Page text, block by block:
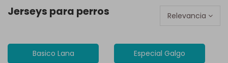
Jerseys para perros Relevancia
Basico Lana Especial Galgo